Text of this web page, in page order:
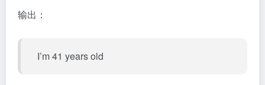
输出：
I’m 41 years old